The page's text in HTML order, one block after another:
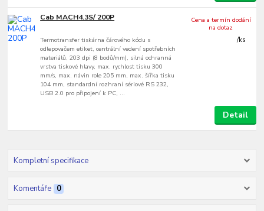
Cab MACH4.3S/ 200P
Termotransfer tiskárna čárového kódu s
odlepovačem etiket, centrální vedení spotřebních
materiálů, 203 dpi (8 bodů/mm), silná ochranná
vrstva tiskové hlavy, max. rychlost tisku 300
mm/s, max. návin role 205 mm, max. šířka tisku
104 mm, standardní rozhraní sériové RS 232,
USB 2.0 pro připojení k PC, ...
/ks
Cena a termín dodání
na dotaz
Detail
Kompletní specifikace
Komentáře 0